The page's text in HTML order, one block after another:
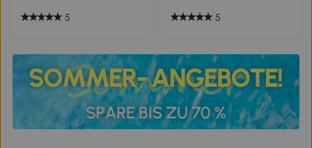
5 5